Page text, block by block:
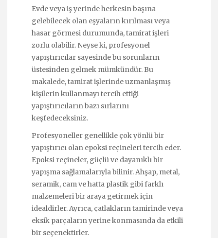
Evde veya iş yerinde herkesin başına
gelebilecek olan eşyaların kırılması veya
hasar görmesi durumunda, tamirat işleri
zorlu olabilir. Neyse ki, profesyonel
yapıştırıcılar sayesinde bu sorunların
üstesinden gelmek mümkündür. Bu
makalede, tamirat işlerinde uzmanlaşmış
kişilerin kullanmayı tercih ettiği
yapıştırıcıların bazı sırlarını
keşfedeceksiniz.
Profesyoneller genellikle çok yönlü bir
yapıştırıcı olan epoksi reçineleri tercih eder.
Epoksi reçineler, güçlü ve dayanıklı bir
yapışma sağlamalarıyla bilinir. Ahşap, metal,
seramik, cam ve hatta plastik gibi farklı
malzemeleri bir araya getirmek için
idealdirler. Ayrıca, çatlakların tamirinde veya
eksik parçaların yerine konmasında da etkili
bir seçenektirler.